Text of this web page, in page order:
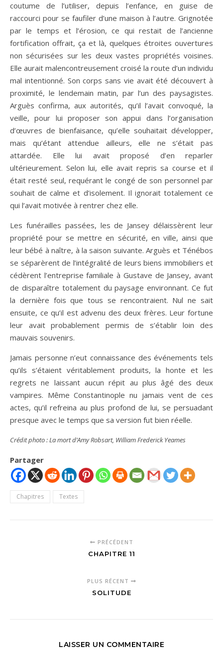
coutume de l’utiliser, depuis l’enfance, en guise de
raccourci pour se faufiler d’une maison à l’autre. Grignotée
par le temps et l’érosion, ce qui restait de l’ancienne
fortification offrait, ça et là, quelques étroites ouvertures
non sécurisées sur les deux vastes propriétés voisines.
Elle aurait malencontreusement croisé la route d’un individu
mal intentionné. Son corps sans vie avait été découvert à
proximité, le lendemain matin, par l’un des paysagistes.
Arguès confirma, aux autorités, qu’il l’avait convoqué, la
veille, pour lui proposer son appui dans l’organisation
d’œuvres de bienfaisance, qu’elle souhaitait développer,
mais qu’étant attendue ailleurs, elle ne s’était pas
attardée. Elle lui avait proposé d’en reparler
ultérieurement. Selon lui, elle avait repris sa course et il
était resté seul, requérant le congé de son personnel par
souhait de calme et d’isolement. Il ignorait totalement ce
qui l’avait motivée à rentrer chez elle.
Les funérailles passées, les de Jansey délaissèrent leur
propriété pour se mettre en sécurité, en ville, ainsi que
leur bébé à naître, à la saison suivante. Arguès et Ténébos
se séparèrent de l’intégralité de leurs biens immobiliers et
cédèrent l’entreprise familiale à Gustave de Jansey, avant
de disparaître totalement du paysage environnant. Ce fut
la dernière fois que tous se rencontraient. Nul ne sait
ensuite, ce qu’il est advenu des deux frères. Leur fortune
leur avait probablement permis de s’établir loin des
mauvais souvenirs.
Jamais personne n’eut connaissance des événements tels
qu’ils s’étaient véritablement produits, la honte et les
regrets ne laissant aucun répit au plus âgé des deux
vampires. Même Constantinople nu jamais vent de ces
actes, qu’il refreina au plus profond de lui, se persuadant
presque avec le temps que sa version fut bien réelle.
Crédit photo: La mort d’Amy Robsart, William Frederick Yeames
Partager
Chapitres Textes
PRÉCÉDENT
CHAPITRE 11
PLUS RÉCENT
SOLITUDE
LAISSER UN COMMENTAIRE